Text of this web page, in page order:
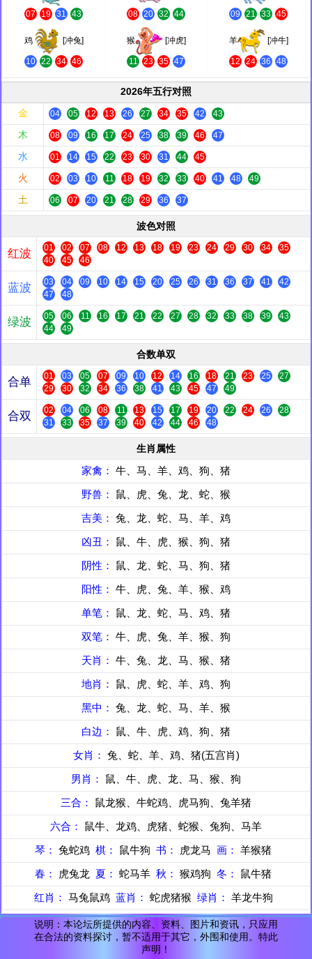
07 19 31 43 08 20 32 44 09 21 33 45
鸡 [冲兔]
10 22 34 46
猴 [冲虎]
11 23 35 47
羊 [冲牛]
12 24 36 48
2026年五行对照
金
04 05 12 13 26 27 34 35 42 43
木 08 09 16 17 24 25 38 39 46 47
水 01 14 15 22 23 30 31 44 45
火 02 03 10 11 18 19 32 33 40 41 48 49
土 06 07 20 21 28 29 36 37
波色对照
红波 01 02 07 08 12 13 18 19 23 24 29 30 34
35
40
45 46
蓝波 03 04 09 10 14 15 20 25 26 31 36 37 41
42
47
48
绿波 05 06 11 16 17 21 22 27 28 32 33 38 39
43
44
49
合数单双
合单 01 03 05 07 09 10 12 14 16 18 21 23 25
27
29
30 32 34 36 38 41 43 45 47 49
合双 02 04 06 08 11 13 15 17 19 20 22 24 26
28
31
33 35 37 39 40 42 44 46 48
生肖属性
家禽： 牛、马、羊、鸡、狗、猪
野兽： 鼠、虎、兔、龙、蛇、猴
吉美： 兔、龙、蛇、马、羊、鸡
凶丑： 鼠、牛、虎、猴、狗、猪
阴性： 鼠、龙、蛇、马、狗、猪
阳性： 牛、虎、兔、羊、猴、鸡
单笔： 鼠、龙、蛇、马、鸡、猪
双笔： 牛、虎、兔、羊、猴、狗
天肖： 牛、兔、龙、马、猴、猪
地肖： 鼠、虎、蛇、羊、鸡、狗
黑中： 兔、龙、蛇、马、羊、猴
白边： 鼠、牛、虎、鸡、狗、猪
女肖： 兔、蛇、羊、鸡、猪(五宫肖)
男肖： 鼠、牛、虎、龙、马、猴、狗
三合： 鼠龙猴、牛蛇鸡、虎马狗、兔羊猪
六合： 鼠牛、龙鸡、虎猪、蛇猴、兔狗、马羊
琴： 兔蛇鸡 棋： 鼠牛狗 书： 虎龙马 画： 羊猴猪
春：
虎兔龙 夏： 蛇马羊 秋： 猴鸡狗 冬： 鼠牛猪
红肖： 马兔鼠鸡 蓝肖： 蛇虎猪猴 绿肖： 羊龙牛狗
说明：本论坛所提供的内容、资料、图片和资讯，只应用
在合法的资料探讨，暂不适用于其它，外围和使用。特此
声明！